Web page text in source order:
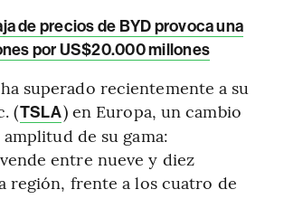
de precios de BYD provoca una
por US$20.000 millones
superado recientemente a su
(TSLA) en Europa, un cambio
de su gama:
entre nueve y diez
región, frente a los cuatro de